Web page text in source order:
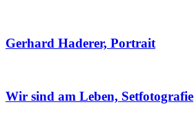
Gerhard Haderer, Portrait
Wir sind am Leben, Setfotografie